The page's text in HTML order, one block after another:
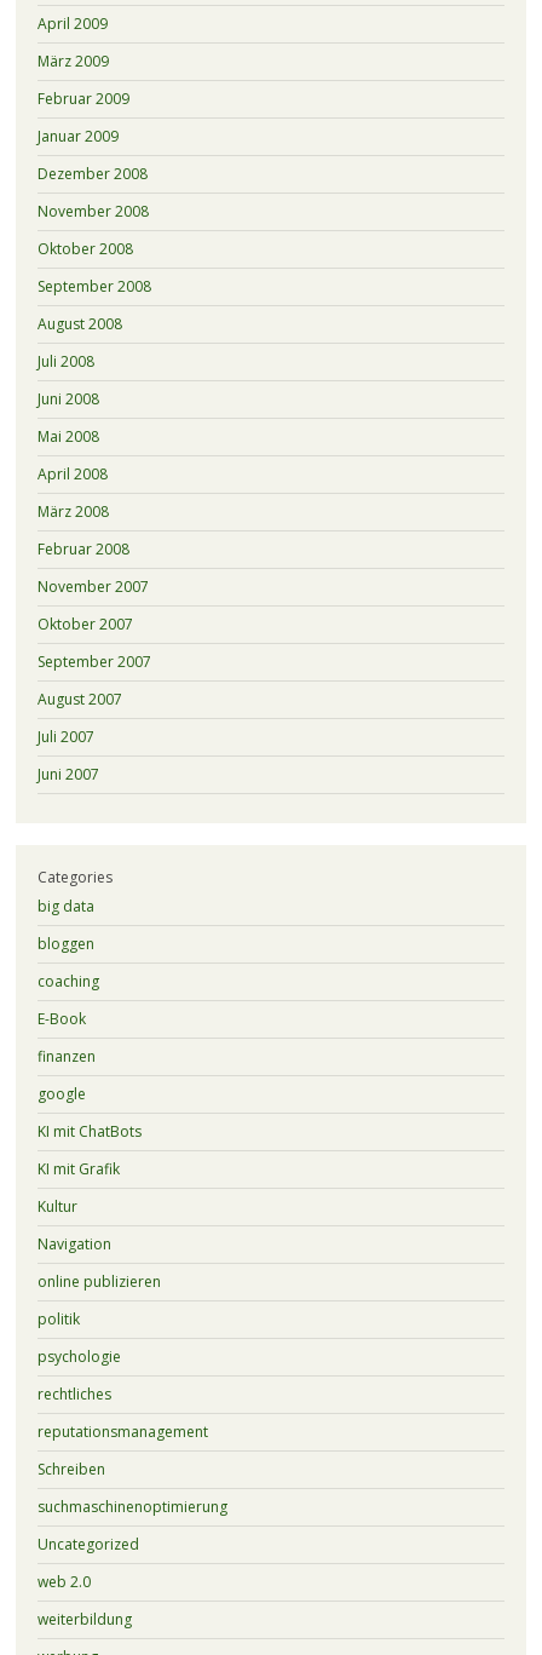
April 2009
März 2009
Februar 2009
Januar 2009
Dezember 2008
November 2008
Oktober 2008
September 2008
August 2008
Juli 2008
Juni 2008
Mai 2008
April 2008
März 2008
Februar 2008
November 2007
Oktober 2007
September 2007
August 2007
Juli 2007
Juni 2007
Categories
big data
bloggen
coaching
E-Book
finanzen
google
KI mit ChatBots
KI mit Grafik
Kultur
Navigation
online publizieren
politik
psychologie
rechtliches
reputationsmanagement
Schreiben
suchmaschinenoptimierung
Uncategorized
web 2.0
weiterbildung